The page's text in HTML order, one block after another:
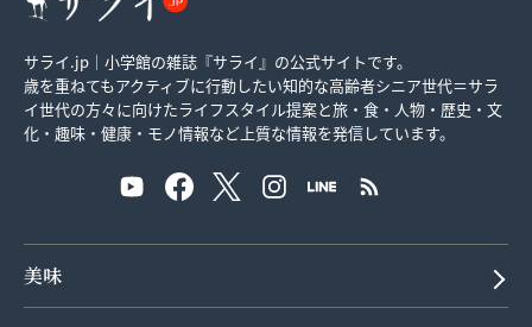
サライ.jp｜小学館の雑誌『サライ』の公式サイトです。
歳を重ねてもアクティブに行動したい知的な高齢者シニア世代＝サラ
イ世代の方々に向けたライフスタイル提案と旅・食・人物・歴史・文
化・趣味・健康・モノ情報など上質な情報を発信しています。
美味